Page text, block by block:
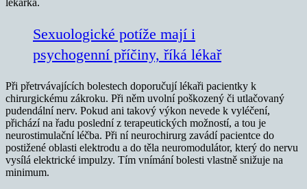
lékařka.
Sexuologické potíže mají i
psychogenní příčiny, říká lékař
Při přetrvávajících bolestech doporučují lékaři pacientky k
chirurgickému zákroku. Při něm uvolní poškozený či utlačovaný
pudendální nerv. Pokud ani takový výkon nevede k vyléčení,
přichází na řadu poslední z terapeutických možností, a tou je
neurostimulační léčba. Při ní neurochirurg zavádí pacientce do
postižené oblasti elektrodu a do těla neuromodulátor, který do nervu
vysílá elektrické impulzy. Tím vnímání bolesti vlastně snižuje na
minimum.